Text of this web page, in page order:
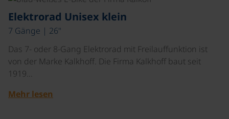
Elektrorad Unisex klein
7 Gänge | 26"
Das 7- oder 8-Gang Elektrorad mit Freilauffunktion ist
von der Marke Kalkhoff. Die Firma Kalkhoff baut seit
1919…
Mehr lesen